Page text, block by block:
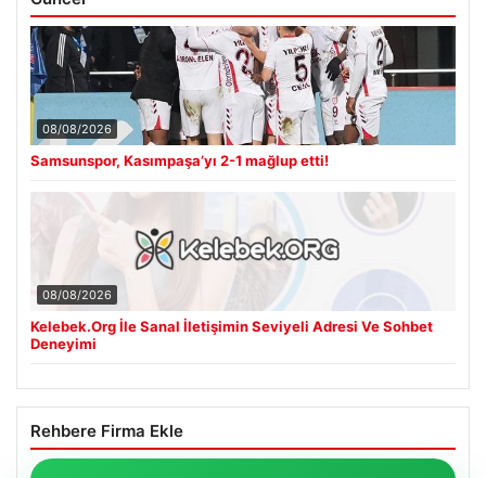
08/08/2026
Samsunspor, Kasımpaşa’yı 2-1 mağlup etti!
08/08/2026
Kelebek.Org İle Sanal İletişimin Seviyeli Adresi Ve Sohbet
Deneyimi
Rehbere Firma Ekle